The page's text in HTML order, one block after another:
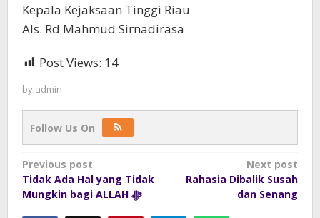
Kepala Kejaksaan Tinggi Riau
Als. Rd Mahmud Sirnadirasa
Post Views: 14
by admin
Follow Us On
Post
navigation
Previous post
Tidak Ada Hal yang Tidak
Mungkin bagi ALLAH ﷻ
Next post
Rahasia Dibalik Susah
dan Senang